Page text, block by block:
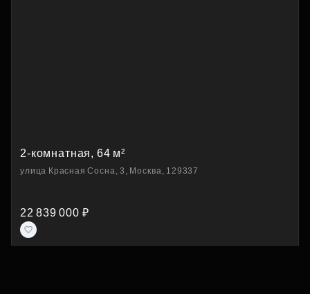
2-комнатная, 64 м²
улица Красная Сосна, 3, Москва, 129337
22 839 000 ₽